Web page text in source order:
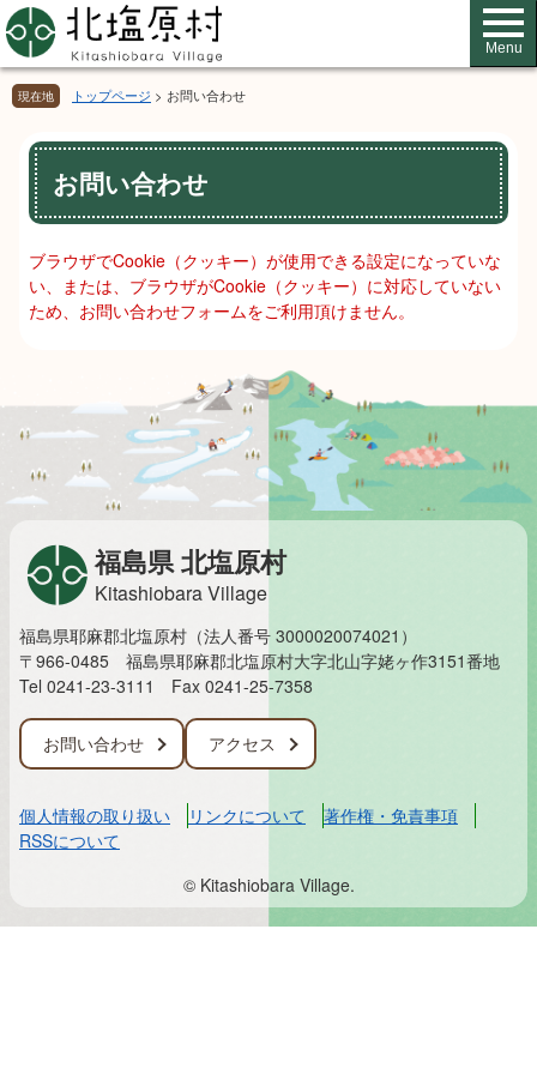
ペ
ー
ジ
の
先
メ
ニ
ュ
ー
を
Menu
現在地 トップページ > お問い合わせ
本
文
お問い合わせ
ブラウザでCookie（クッキー）が使用できる設定になっていな
い、または、ブラウザがCookie（クッキー）に対応していない
ため、お問い合わせフォームをご利用頂けません。
福島県 北塩原村
Kitashiobara Village
福島県耶麻郡北塩原村（法人番号 3000020074021）
〒966-0485 福島県耶麻郡北塩原村大字北山字姥ヶ作3151番地
Tel 0241-23-3111 Fax 0241-25-7358
お問い合わせ アクセス
個人情報の取り扱い リンクについて
著作権・免責事項
RSSについて
© Kitashiobara Village.